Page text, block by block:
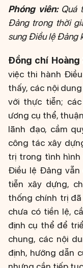
Phóng viên: Quá
Đảng trong thời
sung Điều lệ Đảng
Đồng chí Hoàng
việc thi hành
thấy, các nội
với thực tiễn;
ương cụ thể,
lãnh đạo, cầm
công tác xây
trị trong tình hình
Điều lệ Đảng vẫn
tiễn xây dựng,
thống chính trị
chưa có tiền lệ,
định cụ thể để
chung, các nội
định, hướng dẫn